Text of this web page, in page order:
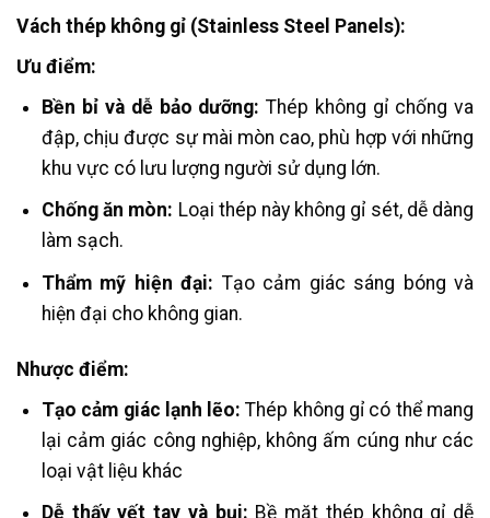
Vách thép không gỉ (Stainless Steel Panels):
Ưu điểm:
Bền bỉ và dễ bảo dưỡng: Thép không gỉ chống va
đập, chịu được sự mài mòn cao, phù hợp với những
khu vực có lưu lượng người sử dụng lớn​.
Chống ăn mòn: Loại thép này không gỉ sét, dễ dàng
làm sạch.
Thẩm mỹ hiện đại: Tạo cảm giác sáng bóng và
hiện đại cho không gian.
Nhược điểm:
Tạo cảm giác lạnh lẽo: Thép không gỉ có thể mang
lại cảm giác công nghiệp, không ấm cúng như các
loại vật liệu khác​
Dễ thấy vết tay và bụi: Bề mặt thép không gỉ dễ